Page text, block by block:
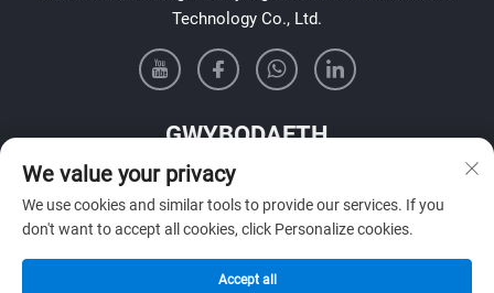
Technology Co., Ltd.
GWYBODAETH
Cofrestrwch i dderbyn ein cylchlythyr wythnosol
We value your privacy
We use cookies and similar tools to provide our services. If you
don't want to accept all cookies, click Personalize cookies.
Accept all